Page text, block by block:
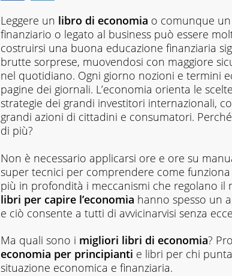
di
Italiaonline
nato
a
settembre
2023,
che
ha
l’obiettivo
di
supportare
studenti
di
ogni
ordine
e
grado
un
hub
dedicato
Leggere un libro di economia o comunque
finanziario o legato al business può essere
costruirsi una buona educazione finanziaria
brutte sorprese, muovendosi con maggiore
nel quotidiano. Ogni giorno nozioni e termini
pagine dei giornali. L’economia orienta le
strategie dei grandi investitori internazionali,
grandi azioni di cittadini e consumatori.
di più?
Non è necessario applicarsi ore e ore su
super tecnici per comprendere come funziona
più in profondità i meccanismi che regolano il
libri per capire l’economia hanno spesso un
e ciò consente a tutti di avvicinarvisi senza
Ma quali sono i migliori libri di economia?
economia per principianti e libri per chi
situazione economica e finanziaria.